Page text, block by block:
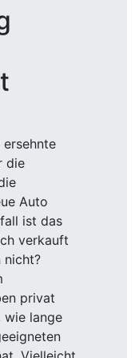
die
Auto
ist das
verkauft
nicht?
privat
wie lange